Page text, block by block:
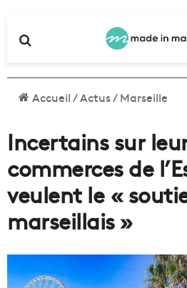
Accueil/Actus/Marseille
Incertains sur
commerces de
veulent le «
marseillais »